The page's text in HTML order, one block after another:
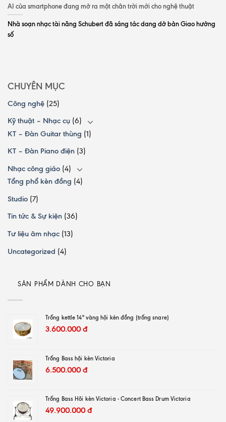
AI của smartphone đang mở ra một chân trời mới cho nghệ thuật
Nhà soạn nhạc tài năng Schubert đã sáng tác dang dở bản Giao hưởng
số
CHUYÊN MỤC
Công nghệ (25)
Kỹ thuật – Nhạc cụ (6)
KT – Đàn Guitar thùng (1)
KT – Đàn Piano điện (3)
Nhạc công giáo (4)
Tổng phổ kèn đồng (4)
Studio (7)
Tin tức & Sự kiện (36)
Tư liệu âm nhạc (13)
Uncategorized (4)
SẢN PHẨM DÀNH CHO BẠN
Trống kettle 14" vàng hội kèn đồng (trống snare)
3.600.000đ
Trống Bass hội kèn Victoria
6.500.000đ
Trống Bass Hôi kèn Victoria - Concert Bass Drum Victoria
49.900.000đ